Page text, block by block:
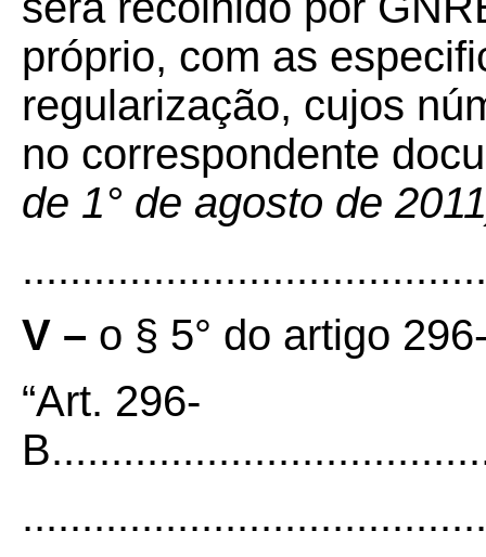
próprio, com as
regularização, cujos
no correspondente
de 1° de agosto de
V – o § 5° do artigo
“Art. 296-